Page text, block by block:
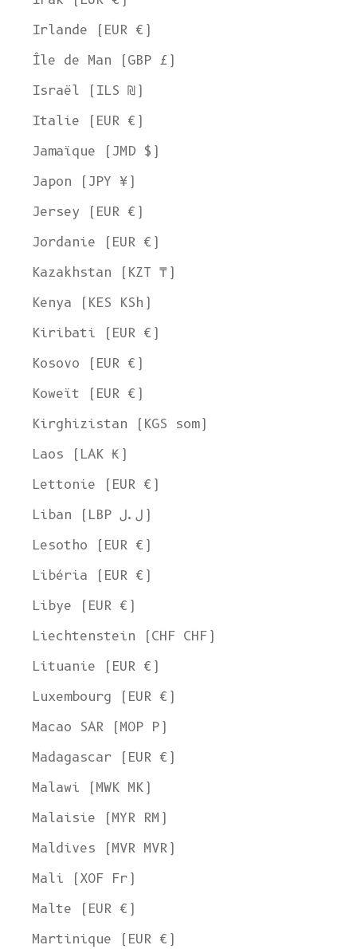
Irlande (EUR €)
Île de Man (GBP £)
Israël (ILS ₪)
Italie (EUR €)
Jamaïque (JMD $)
Japon (JPY ¥)
Jersey (EUR €)
Jordanie (EUR €)
Kazakhstan (KZT ₸)
Kenya (KES KSh)
Kiribati (EUR €)
Kosovo (EUR €)
Koweït (EUR €)
Kirghizistan (KGS som)
Laos (LAK ₭)
Lettonie (EUR €)
Liban (LBP ل.ل)
Lesotho (EUR €)
Libéria (EUR €)
Libye (EUR €)
Liechtenstein (CHF CHF)
Lituanie (EUR €)
Luxembourg (EUR €)
Macao SAR (MOP P)
Madagascar (EUR €)
Malawi (MWK MK)
Malaisie (MYR RM)
Maldives (MVR MVR)
Mali (XOF Fr)
Malte (EUR €)
Martinique (EUR €)